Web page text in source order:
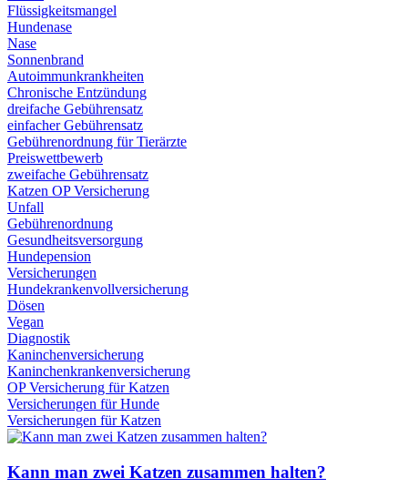
Flüssigkeitsmangel
Hundenase
Nase
Sonnenbrand
Autoimmunkrankheiten
Chronische Entzündung
dreifache Gebührensatz
einfacher Gebührensatz
Gebührenordnung für Tierärzte
Preiswettbewerb
zweifache Gebührensatz
Katzen OP Versicherung
Unfall
Gebührenordnung
Gesundheitsversorgung
Hundepension
Versicherungen
Hundekrankenvollversicherung
Dösen
Vegan
Diagnostik
Kaninchenversicherung
Kaninchenkrankenversicherung
OP Versicherung für Katzen
Versicherungen für Hunde
Versicherungen für Katzen
Kann man zwei Katzen zusammen halten?